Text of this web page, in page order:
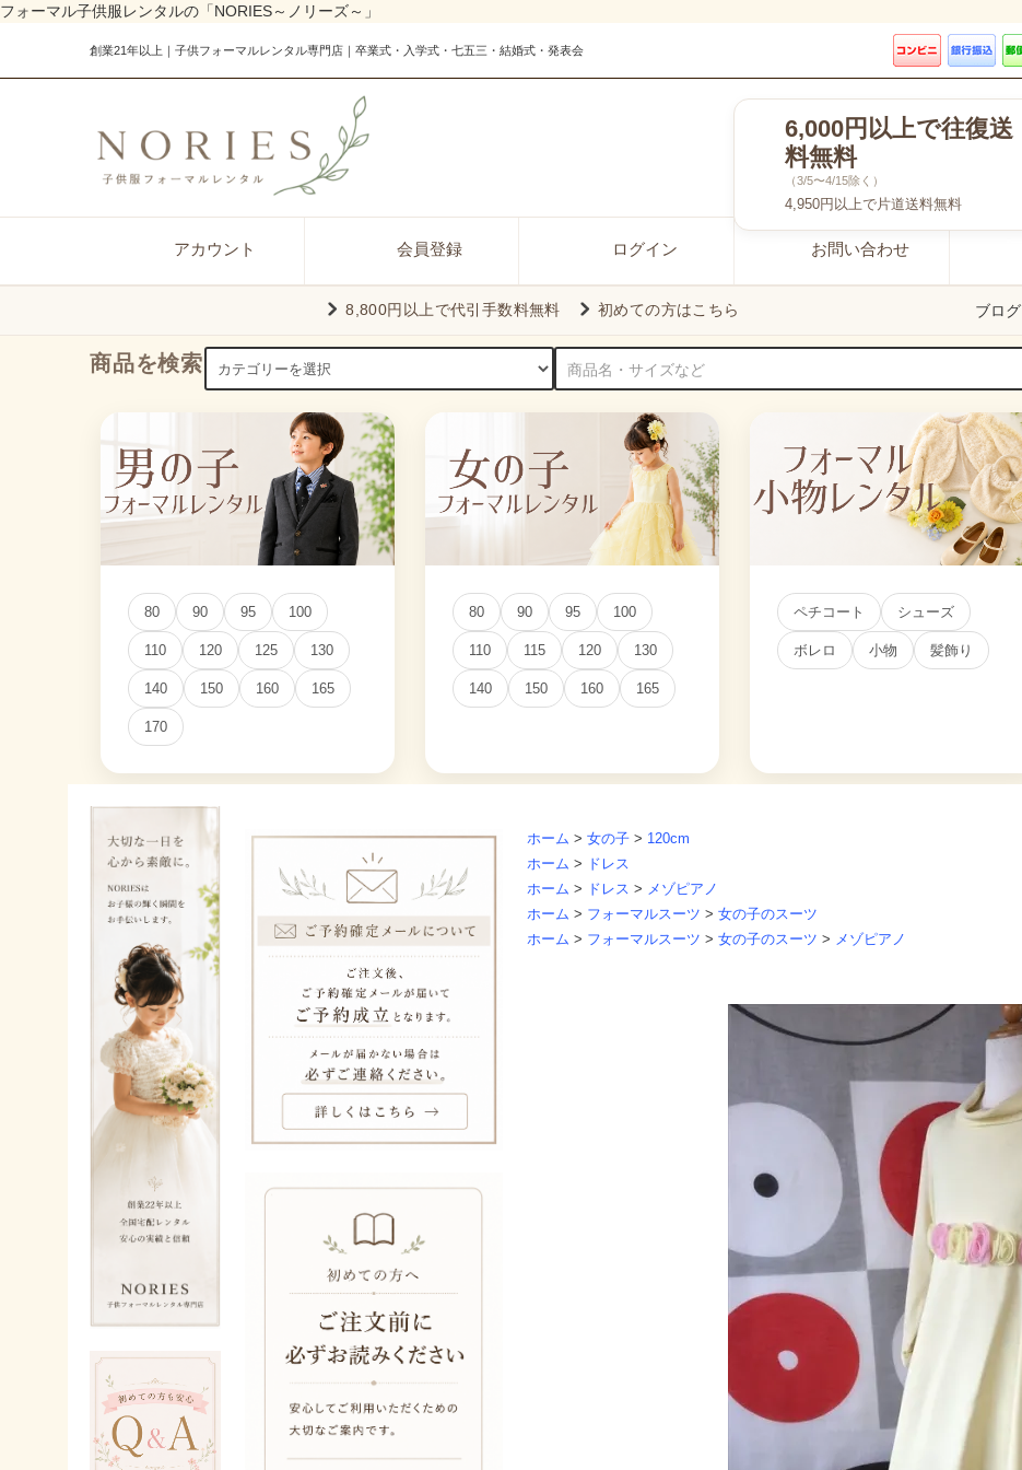
フォーマル子供服レンタルの「NORIES～ノリーズ～」
創業21年以上｜子供フォーマルレンタル専門店｜卒業式・入学式・七五三・結婚式・発表会
6,000円以上で往復送
料無料
（3/5〜4/15除く）
4,950円以上で片道送料無料
アカウント 会員登録 ログイン お問い合わせ
8,800円以上で代引手数料無料 初めての方はこちら ブログ
商品を検索
80 90 95 100
110 120 125 130
140 150 160 165
170
80 90 95 100
110 115 120 130
140 150 160 165
ペチコート シューズ
ボレロ 小物 髪飾り
ホーム > 女の子 > 120cm
ホーム >
ドレス
ホーム > ドレス > メゾピアノ
ホーム > フォーマルスーツ > 女の子のスーツ
ホーム > フォーマルスーツ > 女の子のスーツ > メゾピアノ